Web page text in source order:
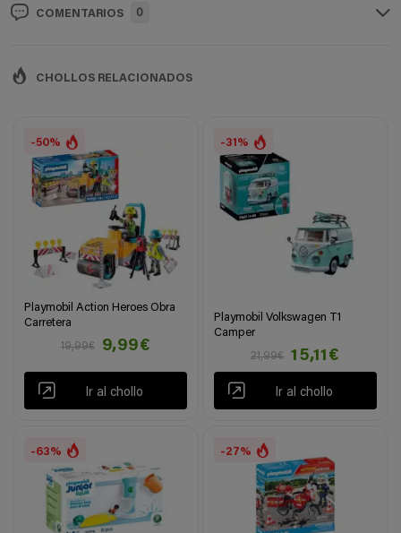
COMENTARIOS 0
CHOLLOS RELACIONADOS
-50%
Playmobil Action Heroes Obra
Carretera
19,99€
9,99€
Ir al chollo
-31%
Playmobil Volkswagen T1
Camper
21,99€
15,11€
Ir al chollo
-63% -27%